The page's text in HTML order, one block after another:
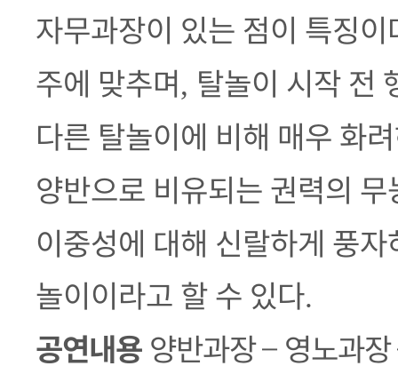
자무과장이 있는 점이 특징이
주에 맞추며, 탈놀이 시작 전
다른 탈놀이에 비해 매우 화
양반으로 비유되는 권력의
이중성에 대해 신랄하게 풍
놀이이라고 할 수 있다.
공연내용 양반과장– 영노과장